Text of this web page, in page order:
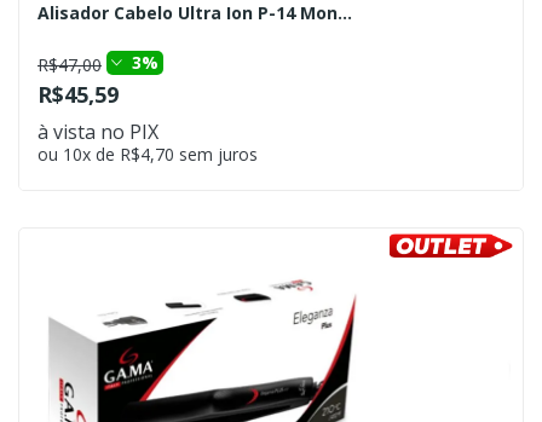
Alisador Cabelo Ultra Ion P-14 Mon...
R$47,00 3%
R$45,59
à vista no PIX
ou 10x de R$4,70 sem juros